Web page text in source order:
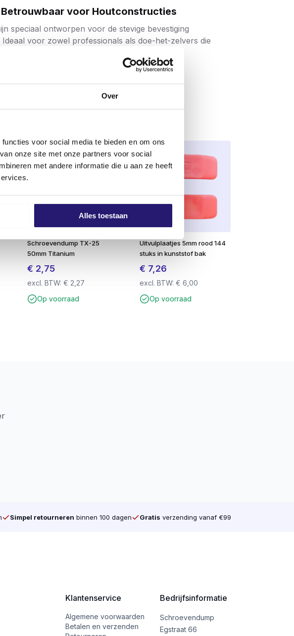
Over
voor social media te bieden en om ons
onze site met onze partners voor social
met andere informatie die u aan ze heeft
Alles toestaan
Betrouwbaar voor Houtconstructies
speciaal ontworpen voor de stevige bevestiging
Ideaal voor zowel professionals als doe-het-zelvers die
geselecteerde legering is nét iets flexibeler dan
buigen deze gecontroleerd mee met het hout –
verbinding
hardhoutboor voor het beste resultaat en een nette
Schroevendump TX-25
50mm Titanium
€ 2,75
excl. BTW:€ 2,27
Op voorraad
Uitvulplaatjes 5mm rood 144
stuks in kunststof bak
€ 7,26
excl. BTW: € 6,00
Op voorraad
Simpel retourneren binnen 100 dagen Gratis verzending vanaf €99
Klantenservice
Algemene voorwaarden
Betalen en verzenden
Bedrijfsinformatie
Schroevendump
Egstraat 66